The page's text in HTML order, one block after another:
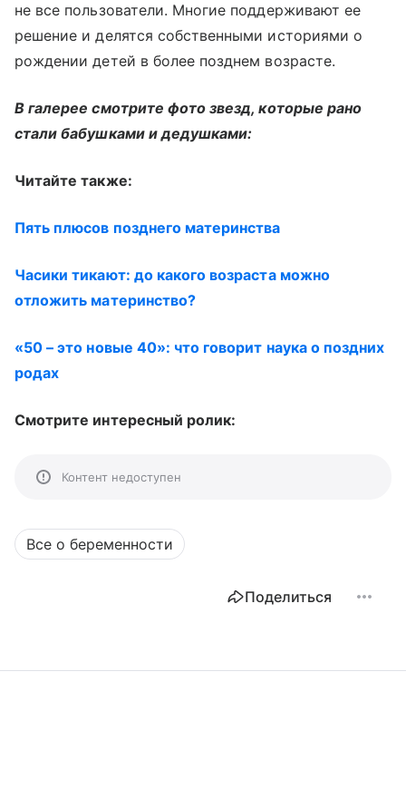
не все пользователи. Многие поддерживают ее
решение и делятся собственными историями о
рождении детей в более позднем возрасте.
В галерее смотрите фото звезд, которые рано
стали бабушками и дедушками:
Читайте также:
Пять плюсов позднего материнства
Часики тикают: до какого возраста можно
отложить материнство?
«50 – это новые 40»: что говорит наука о поздних
родах
Смотрите интересный ролик:
Контент недоступен
Все о беременности
Поделиться